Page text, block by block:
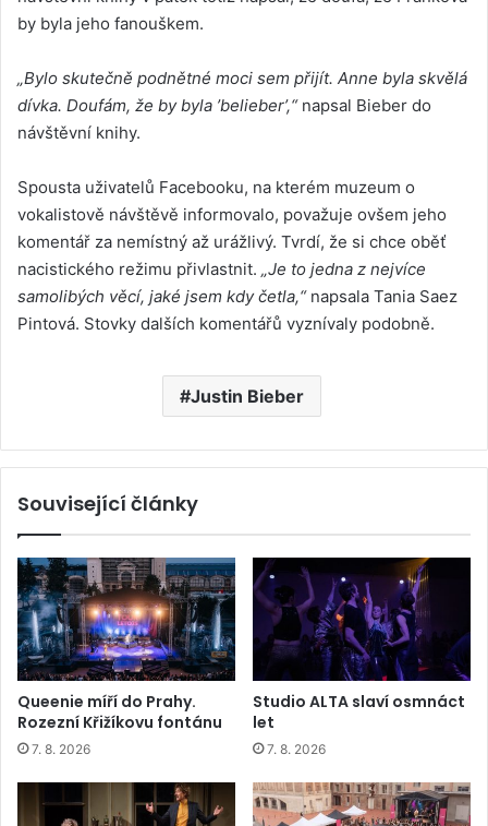
by byla jeho fanouškem.
„Bylo skutečně podnětné moci sem přijít. Anne byla skvělá
dívka. Doufám, že by byla ’belieber’,“napsal Bieber do
návštěvní knihy.
Spousta uživatelů Facebooku, na kterém muzeum o
vokalistově návštěvě informovalo, považuje ovšem jeho
komentář za nemístný až urážlivý. Tvrdí, že si chce oběť
nacistického režimu přivlastnit. „Je to jedna z nejvíce
samolibých věcí, jaké jsem kdy četla,“napsala Tania Saez
Pintová. Stovky dalších komentářů vyznívaly podobně.
Justin Bieber
Související články
Queenie míří do Prahy.
Rozezní Křižíkovu fontánu
7. 8. 2026
Studio ALTA slaví osmnáct
let
7. 8. 2026